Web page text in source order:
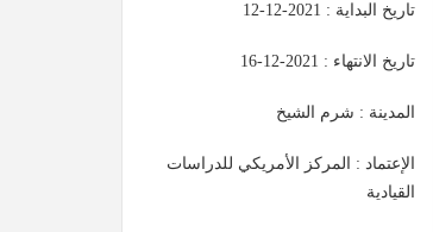
تاريخ البداية : 2021-12-12
تاريخ الانتهاء : 2021-12-16
المدينة : شرم الشيخ
الإعتماد : المركز الأمريكي للدراسات
القيادية